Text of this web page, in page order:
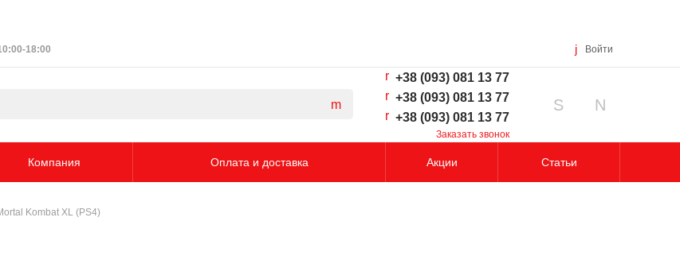
18:00 Войти
+38 (093) 081 13 77
+38 (093) 081 13 77
+38 (093) 081 13 77
Заказать звонок
Компания Оплата и доставка Акции Статьи
Kombat XL (PS4)